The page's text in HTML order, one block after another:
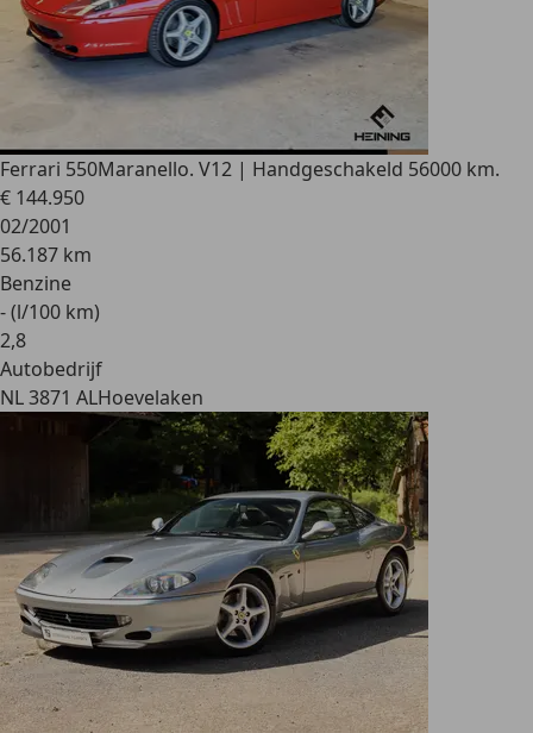
Ferrari 550Maranello. V12 | Handgeschakeld 56000 km.
€ 144.950
02/2001
56.187 km
Benzine
- (l/100 km)
2,8
Autobedrijf
NL 3871 ALHoevelaken